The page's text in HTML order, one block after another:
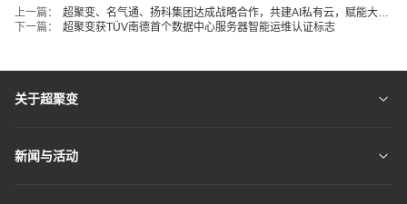
上一篇：
下一篇：
超聚变获TÜV南德首个数据中心服务器智能运维认证标志
关于超聚变
新闻与活动